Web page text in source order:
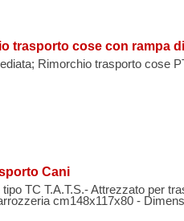
trasporto cose con rampa
Rimorchio trasporto cose
Cani
tipo TC T.A.T.S.- Attrezzato per
cm148x117x80 -